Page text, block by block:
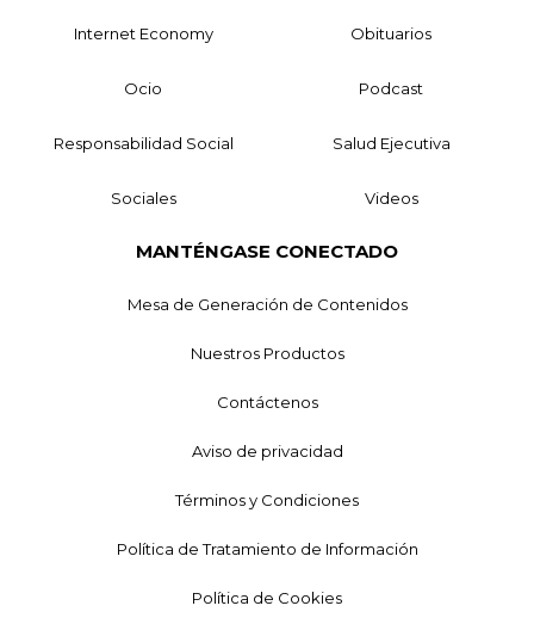
Internet Economy Obituarios
Ocio Podcast
Responsabilidad Social Salud Ejecutiva
Sociales Videos
MANTÉNGASE CONECTADO
Mesa de Generación de Contenidos
Nuestros Productos
Contáctenos
Aviso de privacidad
Términos y Condiciones
Política de Tratamiento de Información
Política de Cookies